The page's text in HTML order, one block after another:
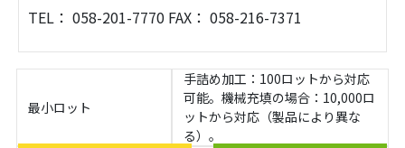
TEL： 058-201-7770 FAX： 058-216-7371
最小ロット
手詰め加工：100ロットから対応
可能。機械充填の場合：10,000ロ
ットから対応（製品により異な
る）。